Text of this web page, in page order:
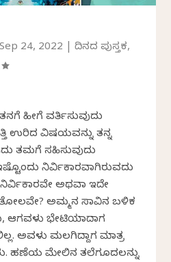
Sep 24, 2022 |ದಿನದ ಪುಸ್ತಕ,
ಹೀಗೆ ವರ್ತಿಸುವುದು
ಉರಿದ ವಿಷಯವನ್ನು ತನ್ನ
ತಮಗೆ ಸಹಿಸುವುದು
ನಿರ್ವಿಕಾರವಾಗಿರುವದು
ನಿರ್ವಿಕಾರವೇ ಅಥವಾ ಇದೇ
ಅಮ್ಮನ ಸಾವಿನ ಬಳಿಕ
ಆಗವಳು ಭೇಟಿಯಾದಾಗ
ಅವಳು ಮಲಗಿದ್ದಾಗ ಮಾತ್ರ
ಹಣೆಯ ಮೇಲಿನ ತಲೆಗೂದಲನ್ನು